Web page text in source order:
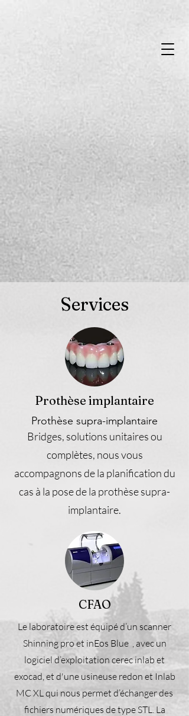
Services
Prothèse implantaire
Prothèse supra-implantaire
Bridges, solutions unitaires ou
complètes, nous vous
accompagnons de la planification du
cas à la pose de la prothèse supra-
implantaire.
CFAO
Le laboratoire est équipé d’un scanner
Shinning pro et inEos Blue , avec un
logiciel d’exploitation cerec inlab et
exocad, et d'une usineuse redon et Inlab
MC XL qui nous permet d’échanger des
fichiers numériques de type STL. La